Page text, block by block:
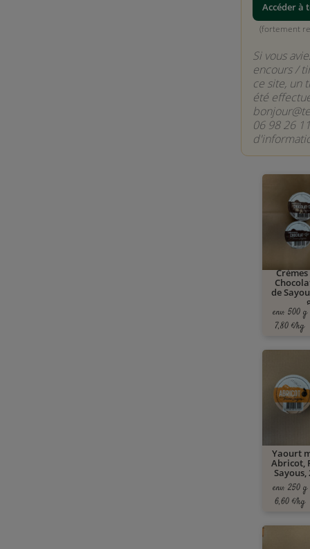
Accéder à
(fortement
Si vous
encours /
ce site, un
été
06 98 26
de
env. 500 g
7,80 €/kg
Yaourt
Abricot,
Sayous,
env. 250 g
6,60 €/kg